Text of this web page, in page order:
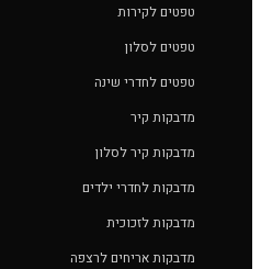
טפטים לקירות
טפטים לסלון
טפטים לחדרי שינה
מדבקות קיר
מדבקות קיר לסלון
מדבקות לחדרי ילדים
מדבקות לזכוכית
מדבקות אריחים לרצפה